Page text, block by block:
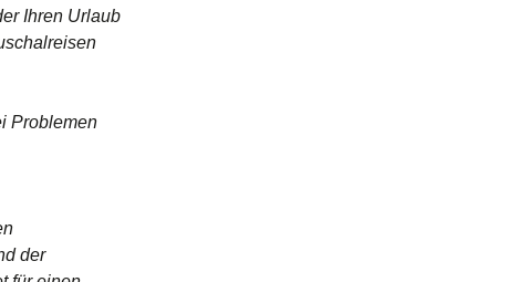
Ihren Urlaub
Problemen
der